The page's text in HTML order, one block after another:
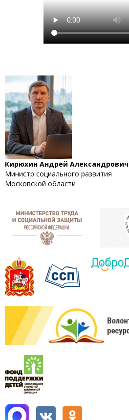
Кирюхин Андрей Александрович
Министр социального развития
Московской области